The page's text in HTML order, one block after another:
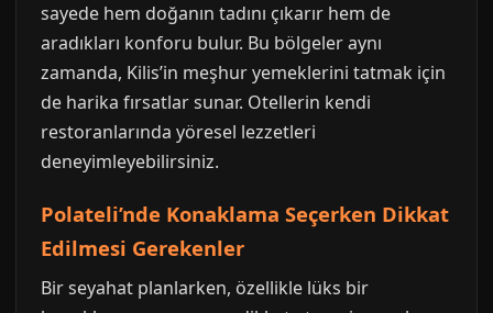
sayede hem doğanın tadını çıkarır hem de
aradıkları konforu bulur. Bu bölgeler aynı
zamanda, Kilis’in meşhur yemeklerini tatmak için
de harika fırsatlar sunar. Otellerin kendi
restoranlarında yöresel lezzetleri
deneyimleyebilirsiniz.
Polateli’nde Konaklama Seçerken Dikkat
Edilmesi Gerekenler
Bir seyahat planlarken, özellikle lüks bir